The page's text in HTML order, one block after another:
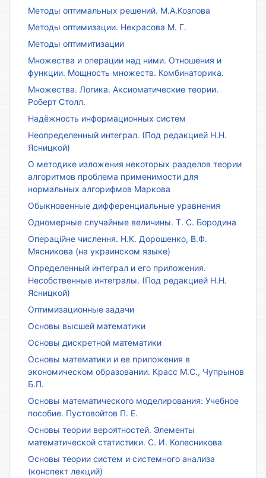
Методы оптимальных решений. М.А.Козлова
Методы оптимизации. Некрасова М. Г.
Методы оптимитизации
Множества и операции над ними. Отношения и
функции. Мощность множеств. Комбинаторика.
Множества. Логика. Аксиоматические теории.
Роберт Столл.
Надёжность информационных систем
Неопределенный интеграл. (Под редакцией Н.Н.
Ясницкой)
О методике изложения некоторых разделов теории
алгоритмов проблема применимости для
нормальных алгорифмов Маркова
Обыкновенные дифференциальные уравнения
Одномерные случайные величины. Т. С. Бородина
Операційне числення. Н.К. Дорошенко, В.Ф.
Мясникова (на украинском языке)
Определенный интеграл и его приложения.
Несобственные интегралы. (Под редакцией Н.Н.
Ясницкой)
Оптимизационные задачи
Основы высшей математики
Основы дискретной математики
Основы математики и ее приложения в
экономическом образовании. Красс М.С., Чупрынов
Б.П.
Основы математического моделирования: Учебное
пособие. Пустовойтов П. Е.
Основы теории вероятностей. Элементы
математической статистики. С. И. Колесникова
Основы теории систем и системного анализа
(конспект лекций)